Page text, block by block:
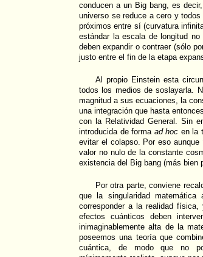
conducen a un Big bang, es
universo se reduce a cero y
próximos entre sí (curvatura
estándar la escala de longitud
deben expandir o contraer (sólo
justo entre el fin de la etapa
Al propio Einstein esta
todos los medios de soslayarla.
magnitud a sus ecuaciones, la
una integración que hasta
con la Relatividad General. Sin
introducida de forma ad hoc en la
evitar el colapso. Por eso
valor no nulo de la constante
existencia del Big bang (más bien
Por otra parte, conviene
que la singularidad
corresponder a la realidad
efectos cuánticos deben
inimaginablemente alta de la
poseemos una teoría que
cuántica, de modo que no